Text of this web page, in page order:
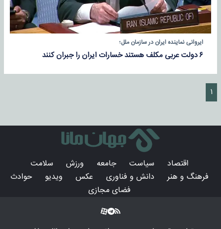
ایروانی نماینده ایران در سازمان ملل؛
۶ دولت عربی مکلف هستند خسارات ایران را جبران کنند
۱
اقتصاد سیاست جامعه ورزش
سلامت
فرهنگ و هنر
دانش و فناوری عکس ویدیو
حوادث
فضای مجازی